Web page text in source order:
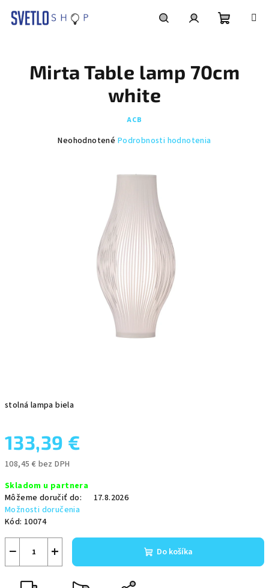
košík
stolná lampa biela
133,39 €
108,45 € bez DPH
cena:
Skladom u partnera
Môžeme doručiť do:
17.8.2026
Možnosti doručenia
Kód: 10074
+
− Do košíka
Mirta Table lamp 70cm
white
ACB
Priemerné
Neohodnotené Podrobnosti hodnotenia